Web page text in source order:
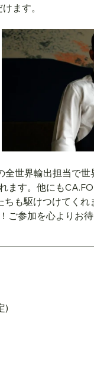
ます。
世界輸出担当で世
ます。他にも
も駆けつけてくれ
参加を心よりお待
)